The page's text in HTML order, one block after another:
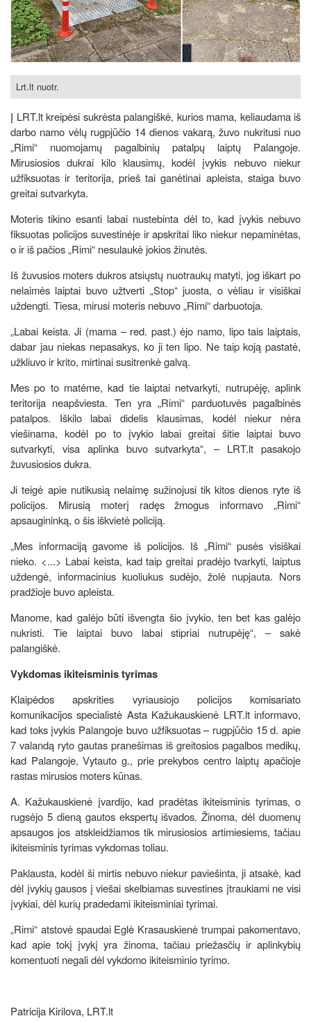
Lrt.lt nuotr.
Į LRT.lt kreipėsi sukrėsta palangiškė, kurios mama, keliaudama iš
darbo namo vėlų rugpjūčio 14 dienos vakarą, žuvo nukritusi nuo
„Rimi“ nuomojamų pagalbinių patalpų laiptų Palangoje.
Mirusiosios dukrai kilo klausimų, kodėl įvykis nebuvo niekur
užfiksuotas ir teritorija, prieš tai ganėtinai apleista, staiga buvo
greitai sutvarkyta.
Moteris tikino esanti labai nustebinta dėl to, kad įvykis nebuvo
fiksuotas policijos suvestinėje ir apskritai liko niekur nepaminėtas,
o ir iš pačios „Rimi“ nesulaukė jokios žinutės.
Iš žuvusios moters dukros atsiųstų nuotraukų matyti, jog iškart po
nelaimės laiptai buvo užtverti „Stop“ juosta, o vėliau ir visiškai
uždengti. Tiesa, mirusi moteris nebuvo „Rimi“ darbuotoja.
„Labai keista. Ji (mama – red. past.) ėjo namo, lipo tais laiptais,
dabar jau niekas nepasakys, ko ji ten lipo. Ne taip koją pastatė,
užkliuvo ir krito, mirtinai susitrenkė galvą.
Mes po to matėme, kad tie laiptai netvarkyti, nutrupėję, aplink
teritorija neapšviesta. Ten yra „Rimi“ parduotuvės pagalbinės
patalpos. Iškilo labai didelis klausimas, kodėl niekur nėra
viešinama, kodėl po to įvykio labai greitai šitie laiptai buvo
sutvarkyti, visa aplinka buvo sutvarkyta“, – LRT.lt pasakojo
žuvusiosios dukra.
Ji teigė apie nutikusią nelaimę sužinojusi tik kitos dienos ryte iš
policijos. Mirusią moterį radęs žmogus informavo „Rimi“
apsaugininką, o šis iškvietė policiją.
„Mes informaciją gavome iš policijos. Iš „Rimi“ pusės visiškai
nieko. <...> Labai keista, kad taip greitai pradėjo tvarkyti, laiptus
uždengė, informacinius kuoliukus sudėjo, žolė nupjauta. Nors
pradžioje buvo apleista.
Manome, kad galėjo būti išvengta šio įvykio, ten bet kas galėjo
nukristi. Tie laiptai buvo labai stipriai nutrupėję“, – sakė
palangiškė.
Vykdomas ikiteisminis tyrimas
Klaipėdos apskrities vyriausiojo policijos komisariato
komunikacijos specialistė Asta Kažukauskienė LRT.lt informavo,
kad toks įvykis Palangoje buvo užfiksuotas – rugpjūčio 15 d. apie
7 valandą ryto gautas pranešimas iš greitosios pagalbos medikų,
kad Palangoje, Vytauto g., prie prekybos centro laiptų apačioje
rastas mirusios moters kūnas.
A. Kažukauskienė įvardijo, kad pradėtas ikiteisminis tyrimas, o
rugsėjo 5 dieną gautos ekspertų išvados. Žinoma, dėl duomenų
apsaugos jos atskleidžiamos tik mirusiosios artimiesiems, tačiau
ikiteisminis tyrimas vykdomas toliau.
Paklausta, kodėl ši mirtis nebuvo niekur paviešinta, ji atsakė, kad
dėl įvykių gausos į viešai skelbiamas suvestines įtraukiami ne visi
įvykiai, dėl kurių pradedami ikiteisminiai tyrimai.
„Rimi“ atstovė spaudai Eglė Krasauskienė trumpai pakomentavo,
kad apie tokį įvykį yra žinoma, tačiau priežasčių ir aplinkybių
komentuoti negali dėl vykdomo ikiteisminio tyrimo.
Patricija Kirilova, LRT.lt